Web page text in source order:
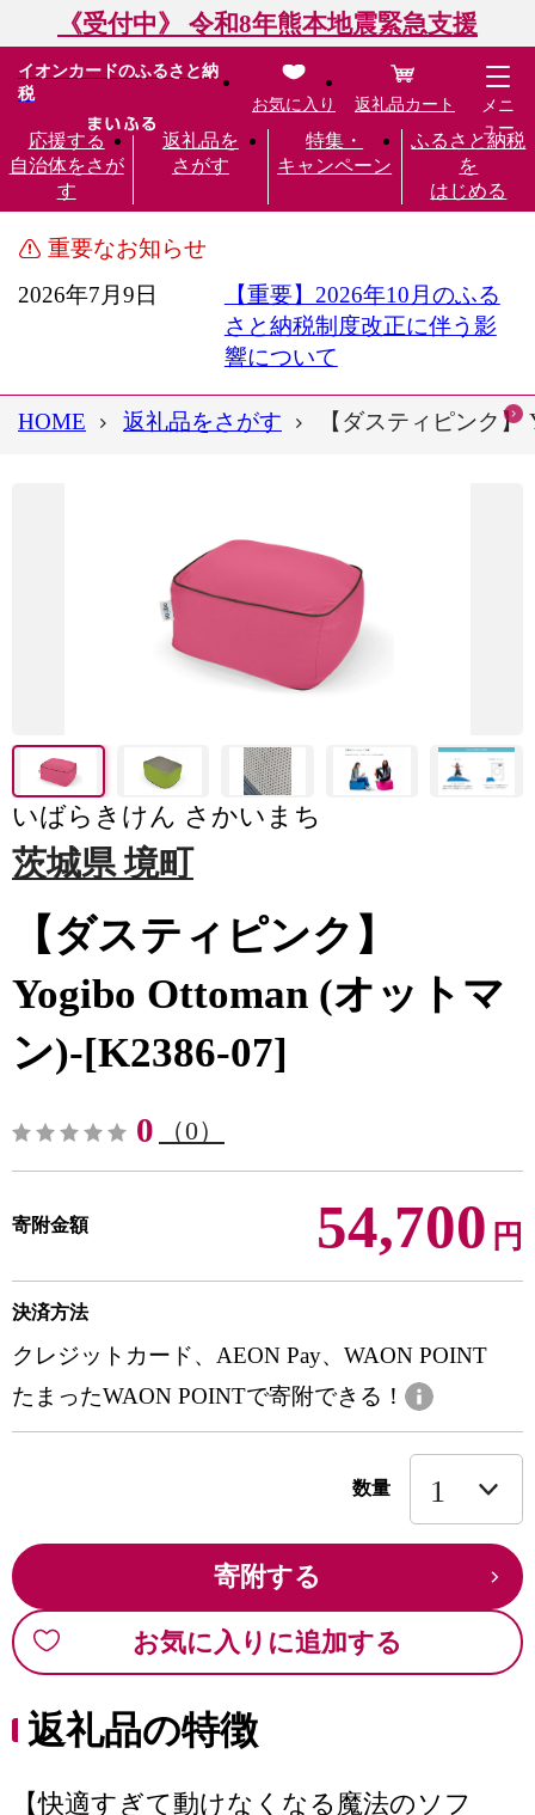
《受付中》 令和8年熊本地震緊急支援
イオンカードのふるさと納
税
応援する
自治体をさが
す
返礼品を
さがす
特集・
キャンペーン
ふるさと納税
を
はじめる
お気に入り 返礼品カート
メニ
ュー
重要なお知らせ
2026年7月9日
【重要】2026年10月のふる
さと納税制度改正に伴う影
響について
HOME 返礼品をさがす 【ダスティピンク】
いばらきけん さかいまち
茨城県 境町
【ダスティピンク】
Yogibo Ottoman (オットマ
ン)-[K2386-07]
0 （0）
寄附金額 54,700 円
決済方法
クレジットカード、AEON Pay、WAON POINT
たまったWAON POINTで寄附できる！
数量
寄附する
お気に入りに追加する
返礼品の特徴
【快適すぎて動けなくなる魔法のソフ